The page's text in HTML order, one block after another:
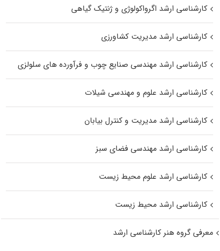
کارشناسی ارشد اگرواکولوژی و ژنتیک گیاهی
کارشناسی ارشد مدیریت کشاورزی
کارشناسی ارشد مهندسی صنایع چوب و فرآورده‌ های سلولزی
کارشناسی ارشد علوم و مهندسی شیلات
کارشناسی ارشد مدیریت و کنترل بیابان
کارشناسی ارشد مهندسی فضای سبز
کارشناسی ارشد علوم محیط‌ زیست
کارشناسی ارشد محیط زیست
معرفی گروه هنر کارشناسی ارشد